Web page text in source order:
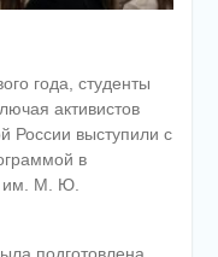
года, студенты
активистов
России выступили с
в
им. М. Ю.